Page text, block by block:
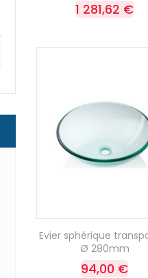
1 281,62 €
Evier sphérique
Ø 280mm
94,00 €